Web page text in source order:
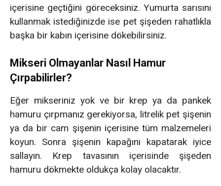
içerisine geçtiğini göreceksiniz. Yumurta sarısını
kullanmak istediğinizde ise pet şişeden rahatlıkla
başka bir kabın içerisine dökebilirsiniz.
Mikseri Olmayanlar Nasıl Hamur
Çırpabilirler?
Eğer mikseriniz yok ve bir krep ya da pankek
hamuru çırpmanız gerekiyorsa, litrelik pet şişenin
ya da bir cam şişenin içerisine tüm malzemeleri
koyun. Sonra şişenin kapağını kapatarak iyice
sallayın. Krep tavasının içerisinde şişeden
hamuru dökmekte oldukça kolay olacaktır.